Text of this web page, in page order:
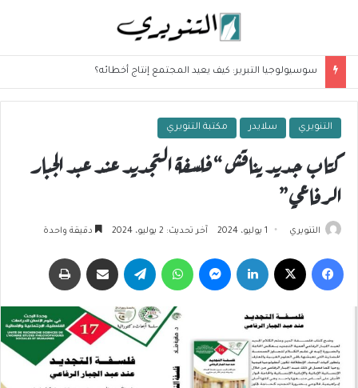
سوسيولوجيا التبرير: كيف يعيد المجتمع إنتاج أخطائه؟
التنويري سلايدر مكتبة التنويري
كتاب جديد يناقش “فلسفة التجديد عند عبد الجبار
الرفاعي”
التنويري 1 يوليو، 2024 آخر تحديث: 2 يوليو، 2024 دقيقة واحدة
فيسبوك لينكدإن ماسنجر واتساب تيلقرام مشاركة عبر البريد